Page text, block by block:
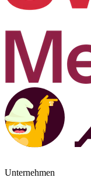
Unternehmen